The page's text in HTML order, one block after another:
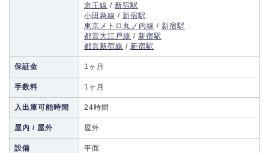
京王線 / 新宿駅
小田急線 / 新宿駅
東京メトロ丸ノ内線 / 新宿駅
都営大江戸線 / 新宿駅
都営新宿線 / 新宿駅
保証金 1ヶ月
手数料 1ヶ月
入出庫可能時間 24時間
屋内 / 屋外 屋外
設備 平面